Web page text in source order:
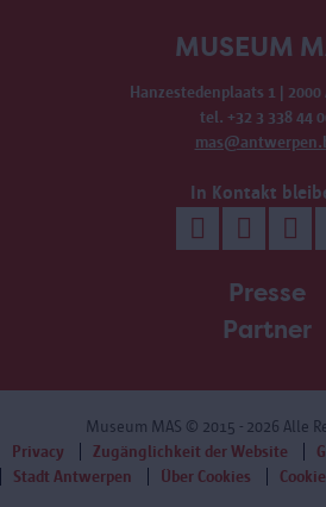
MUSEUM
Hanzestedenplaats 1 |
tel. +32 3 338 44
In Kontakt
Presse
Partner
Museum MAS © 2015 - 2026 Alle
Privacy
Zugänglichkeit der Website
Stadt Antwerpen
Über Cookies